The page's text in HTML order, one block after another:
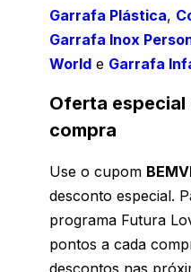
Garrafa Plástica,
Garrafa Inox
World e Garrafa
Oferta especial
compra
Use o cupom
desconto especial.
programa Futura
pontos a cada